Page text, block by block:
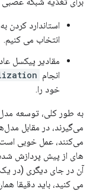
انتخاب می کنیم.
انجام
خود را.
به طور کلی، توسعه
می‌گیرند، در مقابل
می‌کنند، عمل خوبی است.
های از پیش پردازش شده
آن در جای دیگری (در یک
می کنید، باید دقیقا